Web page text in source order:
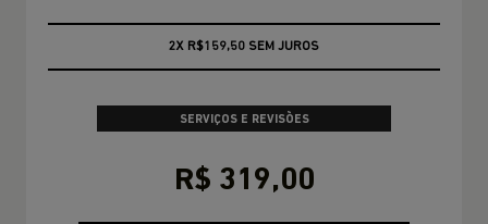
CONSULTE CONDIÇÕES
SERVIÇOS E REVISÕES
R$ 319,00